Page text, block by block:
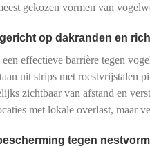
gekozen vormen van
op dakranden en
effectieve barrière tegen
uit strips met roestvrijstalen
zichtbaar van afstand en
met lokale overlast, maar
tegen